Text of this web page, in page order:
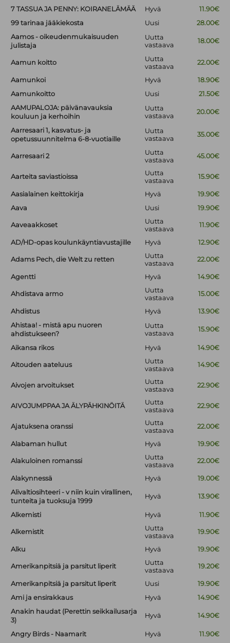
7 TASSUA JA PENNY: KOIRANELÄMÄÄ Hyvä
11.90€
99 tarinaa jääkiekosta
Uusi
28.00€
Aamos - oikeudenmukaisuuden
julistaja
Uutta
vastaava
18.00€
Aamun koitto
Uutta
vastaava
22.00€
Aamunkoi Hyvä
18.90€
Aamunkoitto
Uusi
21.50€
AAMUPALOJA: päivänavauksia
kouluun ja kerhoihin
Uutta
vastaava
20.00€
Aarresaari 1, kasvatus- ja
opetussuunnitelma 6-8-vuotiaille
Uutta
vastaava
35.00€
Aarresaari 2
Uutta
vastaava
45.00€
Aarteita saviastioissa
Uutta
vastaava
15.90€
Aasialainen keittokirja Hyvä
19.90€
Aava
Uusi 19.90€
Aaveaakkoset
Uutta
vastaava
11.90€
AD/HD-opas koulunkäyntiavustajille Hyvä 12.90€
Adams Pech, die Welt zu retten
Uutta
vastaava
22.00€
Agentti Hyvä 14.90€
Ahdistava armo
Uutta
vastaava
15.00€
Ahdistus Hyvä
13.90€
Ahistaa! - mistä apu nuoren
ahdistukseen?
Uutta
vastaava
15.90€
Aikansa rikos Hyvä 14.90€
Aitouden aateluus
Uutta
vastaava
14.90€
Aivojen arvoitukset
Uutta
vastaava
22.90€
AIVOJUMPPAA JA ÄLYPÄHKINÖITÄ
Uutta
vastaava
22.90€
Ajatuksena oranssi
Uutta
vastaava
22.00€
Alabaman hullut Hyvä 19.90€
Alakuloinen romanssi
Uutta
vastaava
22.00€
Alakynnessä Hyvä
19.00€
Alivaltiosihteeri - v niin kuin virallinen,
tunteita ja tuoksuja 1999
Hyvä 13.90€
Alkemisti Hyvä 11.90€
Alkemistit
Uutta
vastaava
19.90€
Alku Hyvä 19.90€
Amerikanpitsiä ja parsitut liperit
Uutta
vastaava
19.20€
Amerikanpitsiä ja parsitut liperit Uusi
19.90€
Ami ja ensirakkaus
Hyvä
14.90€
Anakin haudat (Perettin seikkailusarja
3)
Hyvä 14.90€
Angry Birds - Naamarit Hyvä 11.90€